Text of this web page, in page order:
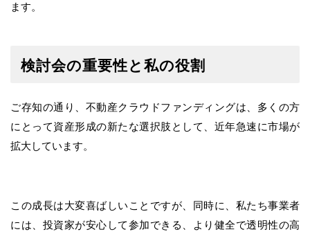
ます。
検討会の重要性と私の役割
ご存知の通り、不動産クラウドファンディングは、多くの方
にとって資産形成の新たな選択肢として、近年急速に市場が
拡大しています。
この成長は大変喜ばしいことですが、同時に、私たち事業者
には、投資家が安心して参加できる、より健全で透明性の高